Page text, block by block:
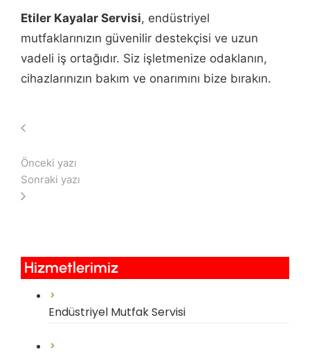
Etiler Kayalar Servisi, endüstriyel
mutfaklarınızın güvenilir destekçisi ve uzun
vadeli iş ortağıdır. Siz işletmenize odaklanın,
cihazlarınızın bakım ve onarımını bize bırakın.
Önceki yazı
Sonraki yazı
Hizmetlerimiz​
Endüstriyel Mutfak Servisi